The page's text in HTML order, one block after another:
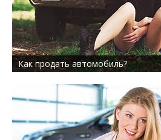
Как продать автомобиль?